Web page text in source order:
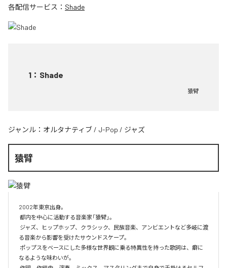
各配信サービス： Shade
1 ： Shade
猿臂
ジャンル： オルタナティブ / J-Pop / ジャズ
猿臂
2002年東京出身。
る音楽から影響を受けたサウンドスケープ。
なるような味わいが。